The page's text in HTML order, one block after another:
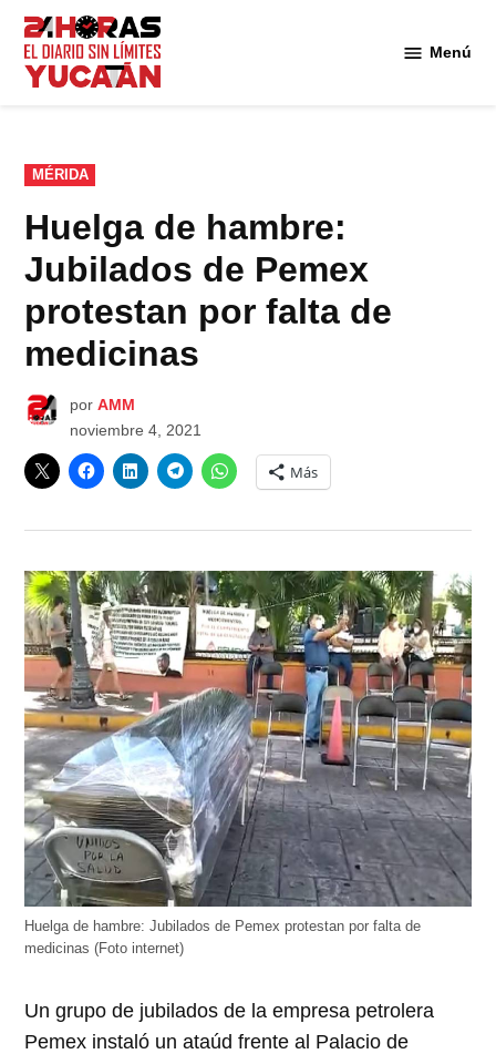
Saltar
contenido
Menú
PUBLICADO
EN
MÉRIDA
Huelga de hambre:
Jubilados de Pemex
protestan por falta de
medicinas
por AMM
noviembre 4, 2021
Más
Huelga de hambre: Jubilados de Pemex protestan por falta de
medicinas (Foto internet)
Un grupo de jubilados de la empresa petrolera
Pemex instaló un ataúd frente al Palacio de